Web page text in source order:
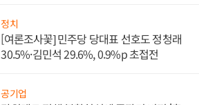
정치
[여론조사꽃] 민주당 당대표 선호도 정청래
30.5%·김민석 29.6%, 0.9%p 초접전
공기업